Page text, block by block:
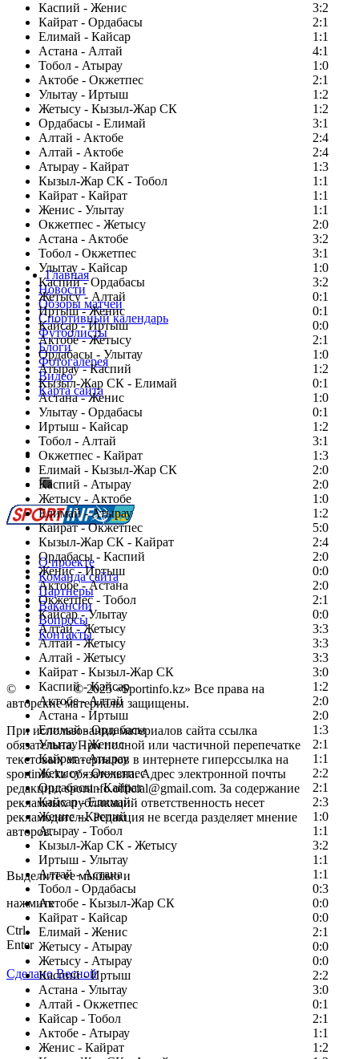
Каспий - Женис
3:2
Кайрат - Ордабасы
2:1
Елимай - Кайсар
1:1
Астана - Алтай
4:1
Тобол - Атырау
1:0
Актобе - Окжетпес
2:1
Улытау - Иртыш
1:2
Жетысу - Кызыл-Жар СК
1:2
Ордабасы - Елимай
3:1
Алтай - Актобе
2:4
Алтай - Актобе
2:4
Атырау - Кайрат
1:3
Кызыл-Жар СК - Тобол
1:1
Кайрат - Кайрат
1:1
Женис - Улытау
1:1
Окжетпес - Жетысу
2:0
Астана - Актобе
3:2
Тобол - Окжетпес
3:1
Улытау - Кайсар
1:0
Каспий - Ордабасы
3:2
Жетысу - Алтай
0:1
Иртыш - Женис
0:1
Кайсар - Иртыш
0:0
Актобе - Жетысу
2:1
Ордабасы - Улытау
1:0
Атырау - Каспий
1:2
Кызыл-Жар СК - Елимай
0:1
Астана - Женис
1:0
Улытау - Ордабасы
0:1
Иртыш - Кайсар
1:2
Тобол - Алтай
3:1
Окжетпес - Кайрат
1:3
Елимай - Кызыл-Жар СК
2:0
Каспий - Атырау
2:0
Жетысу - Актобе
1:0
Елимай - Атырау
1:2
Кайрат - Окжетпес
5:0
Кызыл-Жар СК - Кайрат
2:4
Ордабасы - Каспий
2:0
Женис - Иртыш
0:0
Актобе - Астана
2:0
Окжетпес - Тобол
2:1
Кайсар - Улытау
0:0
Алтай - Жетысу
3:3
Алтай - Жетысу
3:3
Алтай - Жетысу
3:3
Кайрат - Кызыл-Жар СК
3:0
Каспий - Кайсар
1:2
Актобе - Алтай
2:0
Астана - Иртыш
2:0
Елимай - Ордабасы
1:3
Улытау - Женис
2:1
Кайрат - Атырау
1:1
Жетысу - Окжетпес
2:2
Ордабасы - Кайрат
2:1
Кайсар - Елимай
2:3
Женис - Каспий
1:0
Атырау - Тобол
1:1
Кызыл-Жар СК - Жетысу
3:2
Иртыш - Улытау
1:1
Алтай - Астана
1:1
Тобол - Ордабасы
0:3
Актобе - Кызыл-Жар СК
0:0
Кайрат - Кайсар
0:0
Елимай - Женис
2:1
Жетысу - Атырау
0:0
Жетысу - Атырау
0:0
Каспий - Иртыш
2:2
Астана - Улытау
3:0
Алтай - Окжетпес
0:1
Кайсар - Тобол
2:1
Актобе - Атырау
1:1
Женис - Кайрат
1:2
Главная
Новости
Обзоры матчей
Спортивный календарь
Футболисты
Блоги
Фотогалерея
Видео
Карта сайта
Есть идея?
Сообщить о мероприятии
Перейти на старый сайт
О проекте
Команда сайта
Партнеры
Вакансии
Вопросы
Контакты
© Copyright© 2025 «Sportinfo.kz» Все права на
авторские материалы защищены.
При использовании материалов сайта ссылка
обязательна. При полной или частичной перепечатке
текстовых материалов в интернете гиперссылка на
sportinfo.kz обязательна. Адрес электронной почты
редакции: sportinfo.official@gmail.com. За содержание
рекламных публикаций ответственность несет
рекламодатель. Редакция не всегда разделяет мнение
авторов.
Заметили ошибку в тексте?
Выделите ее мышью и
нажмите
Ctrl
Enter
Сделано Весной